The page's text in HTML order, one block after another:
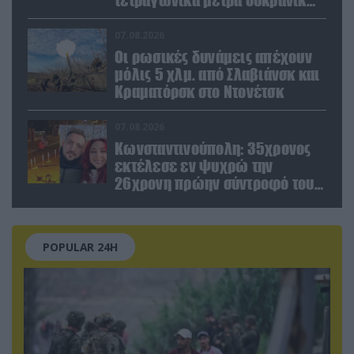
εγκαταστάσεων τον Ιούλιο
Οι ρωσικές δυνάμεις απέχουν
μόλις 5 χλμ. από Σλαβιάνσκ και
Κραματόρσκ στο Ντονέτσκ
Κωνσταντινούπολη: 35χρονος
εκτέλεσε εν ψυχρώ την
26χρονη πρώην σύντροφό του
POPULAR 24H